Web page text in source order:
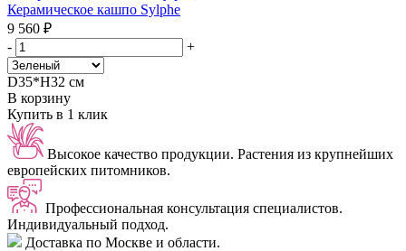
Керамическое кашпо Sylphe
9 560 ₽
-
+
D35*H32 см
В корзину
Купить в 1 клик
Высокое качество продукции. Растения из крупнейших
европейских питомников.
Профессиональная консультация специалистов.
Индивидуальный подход.
Доставка по Москве и области.